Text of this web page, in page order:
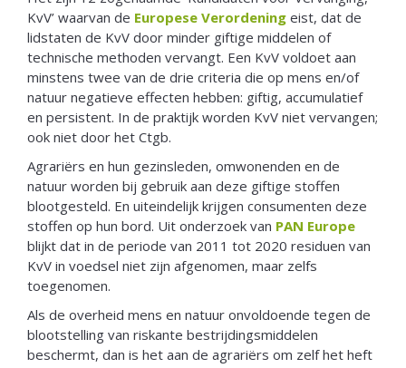
KvV’ waarvan de Europese Verordening eist, dat de
lidstaten de KvV door minder giftige middelen of
technische methoden vervangt. Een KvV voldoet aan
minstens twee van de drie criteria die op mens en/of
natuur negatieve effecten hebben: giftig, accumulatief
en persistent. In de praktijk worden KvV niet vervangen;
ook niet door het Ctgb.
Agrariërs en hun gezinsleden, omwonenden en de
natuur worden bij gebruik aan deze giftige stoffen
blootgesteld. En uiteindelijk krijgen consumenten deze
stoffen op hun bord. Uit onderzoek van PAN Europe
blijkt dat in de periode van 2011 tot 2020 residuen van
KvV in voedsel niet zijn afgenomen, maar zelfs
toegenomen.
Als de overheid mens en natuur onvoldoende tegen de
blootstelling van riskante bestrijdingsmiddelen
beschermt, dan is het aan de agrariërs om zelf het heft